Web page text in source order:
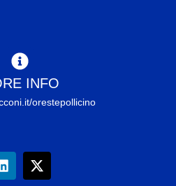
INFO
orestepollicino